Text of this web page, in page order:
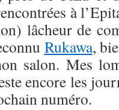
à
lâcheur de
Rukawa,
salon. Mes
encore les
numéro.